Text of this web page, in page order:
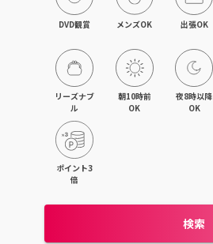
吉祥寺・荻窪・三鷹
立川・国立・国分寺
八王子・日野・昭島
日暮里・駒込・千駄木
DVD観賞 メンズOK 出張OK
リーズナブ
ル
朝10時前
OK
夜8時以降
OK
ポイント3
倍
検索